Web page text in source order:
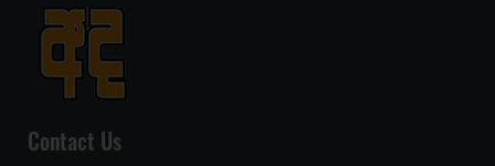
Contact Us